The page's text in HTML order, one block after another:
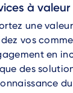
à
une
vos
en
des